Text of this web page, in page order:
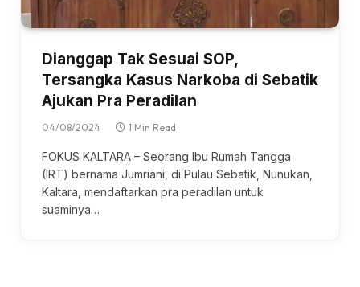
Dianggap Tak Sesuai SOP,
Tersangka Kasus Narkoba di Sebatik
Ajukan Pra Peradilan
04/08/2024 1 Min Read
FOKUS KALTARA – Seorang Ibu Rumah Tangga
(IRT) bernama Jumriani, di Pulau Sebatik, Nunukan,
Kaltara, mendaftarkan pra peradilan untuk
suaminya…